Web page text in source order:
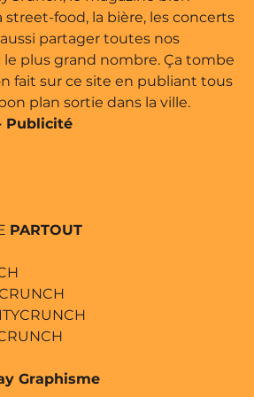
street-food, la bière, les concerts
partager toutes nos
plus grand nombre. Ça tombe
fait sur ce site en publiant tous
plan sortie dans la ville.
Publicité
PARTOUT
Graphisme